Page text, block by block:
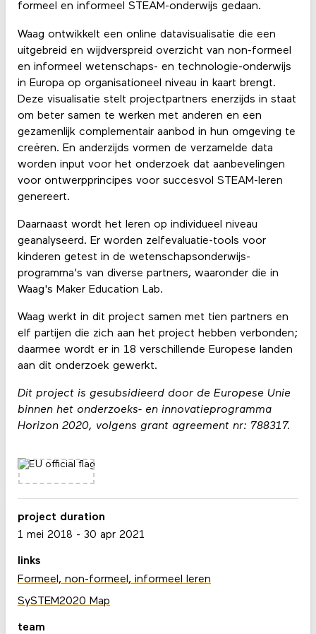
formeel en informeel STEAM-onderwijs gedaan.
Waag ontwikkelt een online datavisualisatie die een
uitgebreid en wijdverspreid overzicht van non-formeel
en informeel wetenschaps- en technologie-onderwijs
in Europa op organisationeel niveau in kaart brengt.
Deze visualisatie stelt projectpartners enerzijds in staat
om beter samen te werken met anderen en een
gezamenlijk complementair aanbod in hun omgeving te
creëren. En anderzijds vormen de verzamelde data
worden input voor het onderzoek dat aanbevelingen
voor ontwerpprincipes voor succesvol STEAM-leren
genereert.
Daarnaast wordt het leren op individueel niveau
geanalyseerd. Er worden zelfevaluatie-tools voor
kinderen getest in de wetenschapsonderwijs-
programma's van diverse partners, waaronder die in
Waag's Maker Education Lab.
Waag werkt in dit project samen met tien partners en
elf partijen die zich aan het project hebben verbonden;
daarmee wordt er in 18 verschillende Europese landen
aan dit onderzoek gewerkt.
Dit project is gesubsidieerd door de Europese Unie
binnen het onderzoeks- en innovatieprogramma
Horizon 2020, volgens grant agreement nr: 788317.
project duration
1 mei 2018 - 30 apr 2021
links
Formeel, non-formeel, informeel leren
SySTEM2020 Map
team